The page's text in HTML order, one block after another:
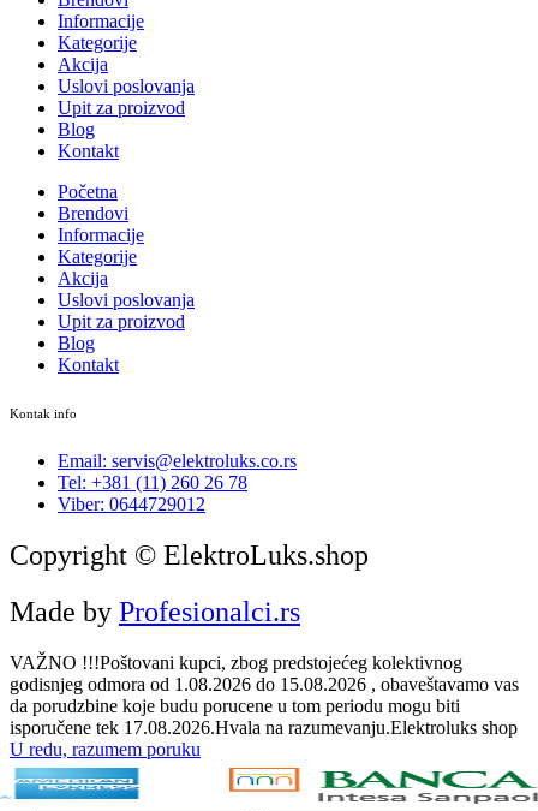
Informacije
Kategorije
Akcija
Uslovi poslovanja
Upit za proizvod
Blog
Kontakt
Početna
Brendovi
Informacije
Kategorije
Akcija
Uslovi poslovanja
Upit za proizvod
Blog
Kontakt
Kontak info
Email: servis@elektroluks.co.rs
Tel: +381 (11) 260 26 78
Viber: 0644729012
Copyright © ElektroLuks.shop
Made by Profesionalci.rs
VAŽNO !!!Poštovani kupci, zbog predstojećeg kolektivnog
godisnjeg odmora od 1.08.2026 do 15.08.2026 , obaveštavamo vas
da porudzbine koje budu porucene u tom periodu mogu biti
isporučene tek 17.08.2026.Hvala na razumevanju.Elektroluks shop
U redu, razumem poruku